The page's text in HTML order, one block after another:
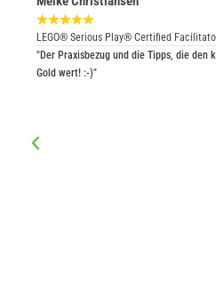
★★★★★
LEGO® Serious Play® Certified
"Der Praxisbezug und die Tipps, die den
Gold wert! :-)"